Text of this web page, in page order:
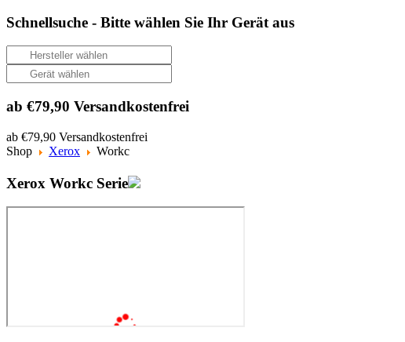
Schnellsuche - Bitte wählen Sie Ihr Gerät aus
ab €79,90 Versandkostenfrei
ab €79,90 Versandkostenfrei
Shop
Xerox Workc
Xerox Workc Serie